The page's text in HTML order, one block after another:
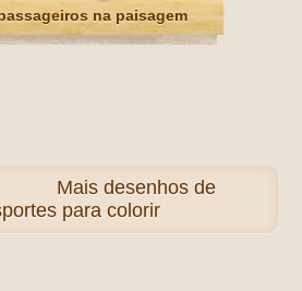
na paisagem
Mais desenhos de
para colorir